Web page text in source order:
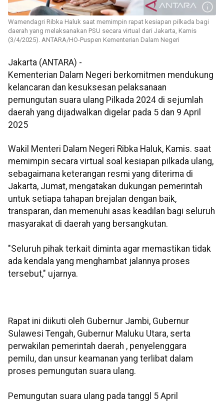
Wamendagri Ribka Haluk saat memimpin rapat kesiapan pilkada bagi
daerah yang melaksanakan PSU secara virtual dari Jakarta, Kamis
(3/4/2025). ANTARA/HO-Puspen Kementerian Dalam Negeri
Jakarta (ANTARA) -
Kementerian Dalam Negeri berkomitmen mendukung
kelancaran dan kesuksesan pelaksanaan
pemungutan suara ulang Pilkada 2024 di sejumlah
daerah yang dijadwalkan digelar pada 5 dan 9 April
2025
Wakil Menteri Dalam Negeri Ribka Haluk, Kamis. saat
memimpin secara virtual soal kesiapan pilkada ulang,
sebagaimana keterangan resmi yang diterima di
Jakarta, Jumat, mengatakan dukungan pemerintah
untuk setiapa tahapan brejalan dengan baik,
transparan, dan memenuhi asas keadilan bagi seluruh
masyarakat di daerah yang bersangkutan.
"Seluruh pihak terkait diminta agar memastikan tidak
ada kendala yang menghambat jalannya proses
tersebut," ujarnya.
Rapat ini diikuti oleh Gubernur Jambi, Gubernur
Sulawesi Tengah, Gubernur Maluku Utara, serta
perwakilan pemerintah daerah , penyelenggara
pemilu, dan unsur keamanan yang terlibat dalam
proses pemungutan suara ulang.
Pemungutan suara ulang pada tanggl 5 April